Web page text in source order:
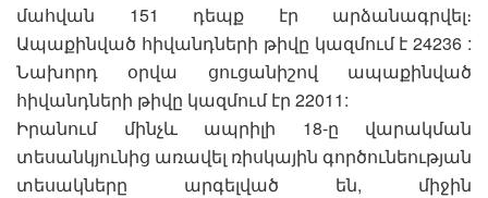
մահվան 151 դեպք էր արձանագրվել։
Ապաքինված հիվանդների թիվը կազմում է 24236 :
Նախորդ օրվա ցուցանիշով ապաքինված
հիվանդների թիվը կազմում էր 22011:
Իրանում մինչև ապրիլի 18-ը վարակման
տեսանկյունից առավել ռիսկային գործունեության
տեսակները արգելված են, միջին